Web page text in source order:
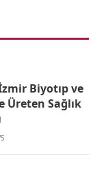
Biyotıp ve
Üreten Sağlık